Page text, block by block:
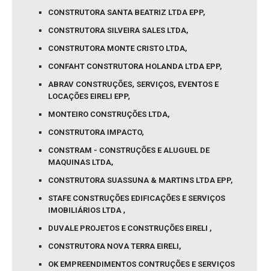
CONSTRUTORA SANTA BEATRIZ LTDA EPP,
CONSTRUTORA SILVEIRA SALES LTDA,
CONSTRUTORA MONTE CRISTO LTDA,
CONFAHT CONSTRUTORA HOLANDA LTDA EPP,
ABRAV CONSTRUÇÕES, SERVIÇOS, EVENTOS E
LOCAÇÕES EIRELI EPP,
MONTEIRO CONSTRUÇÕES LTDA,
CONSTRUTORA IMPACTO,
CONSTRAM - CONSTRUÇÕES E ALUGUEL DE
MAQUINAS LTDA,
CONSTRUTORA SUASSUNA & MARTINS LTDA EPP,
STAFE CONSTRUÇÕES EDIFICAÇÕES E SERVIÇOS
IMOBILIÁRIOS LTDA ,
DUVALE PROJETOS E CONSTRUÇÕES EIRELI ,
CONSTRUTORA NOVA TERRA EIRELI,
OK EMPREENDIMENTOS CONTRUÇÕES E SERVIÇOS